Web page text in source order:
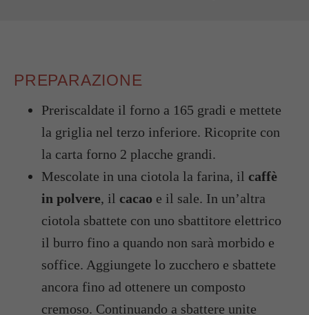
PREPARAZIONE
Preriscaldate il forno a 165 gradi e mettete
la griglia nel terzo inferiore. Ricoprite con
la carta forno 2 placche grandi.
Mescolate in una ciotola la farina, il caffè
in polvere, il cacao e il sale. In un’altra
ciotola sbattete con uno sbattitore elettrico
il burro fino a quando non sarà morbido e
soffice. Aggiungete lo zucchero e sbattete
ancora fino ad ottenere un composto
cremoso. Continuando a sbattere unite